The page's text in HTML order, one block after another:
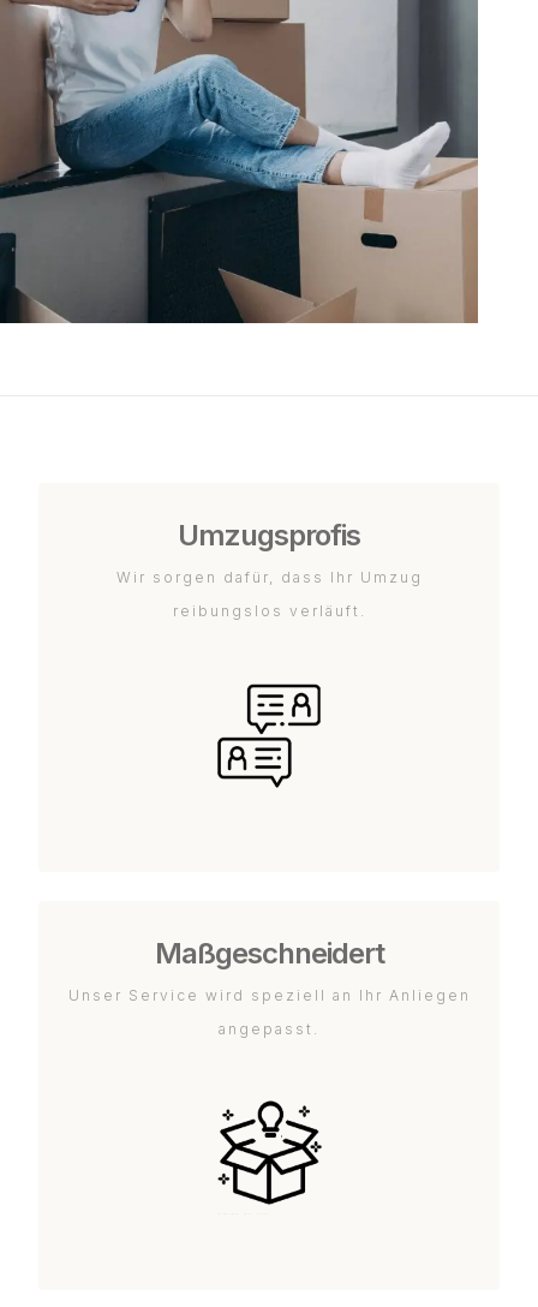
Umzugsprofis
Wir sorgen dafür, dass Ihr Umzug
reibungslos verläuft.
Maßgeschneidert
Unser Service wird speziell an Ihr Anliegen
angepasst.